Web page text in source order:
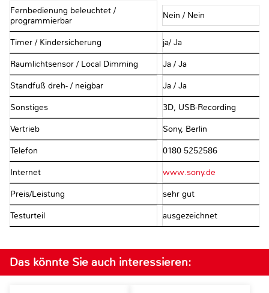
Fernbedienung beleuchtet /
programmierbar
Nein / Nein
Timer / Kindersicherung ja/ Ja
Raumlichtsensor / Local Dimming Ja / Ja
Standfuß dreh- / neigbar Ja / Ja
Sonstiges 3D, USB-Recording
Vertrieb Sony, Berlin
Telefon 0180 5252586
Internet www.sony.de
Preis/Leistung sehr gut
Testurteil ausgezeichnet
Das könnte Sie auch interessieren: